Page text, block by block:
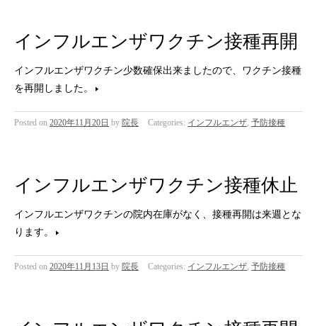
インフルエンザワクチン接種再開
インフルエンザワクチン少数確保出来ましたので、ワクチン接種
を再開しました。
Posted on 2020年11月20日 by 院長 Categories: インフルエンザ, 予防接種
インフルエンザワクチン接種休止
インフルエンザワクチンの院内在庫がなく、接種再開は来週とな
ります。
Posted on 2020年11月13日 by 院長 Categories: インフルエンザ, 予防接種